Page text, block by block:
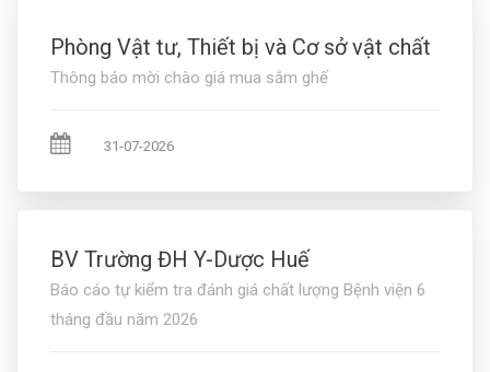
Phòng Vật tư, Thiết bị và Cơ sở vật chất
Thông báo mời chào giá mua sắm ghế
31-07-2026
BV Trường ĐH Y-Dược Huế
Báo cáo tự kiểm tra đánh giá chất lượng Bệnh viện 6
tháng đầu năm 2026